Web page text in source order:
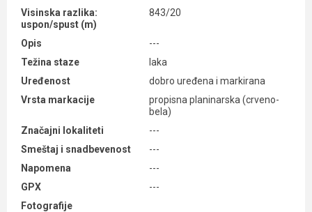
Visinska razlika:
uspon/spust (m)
843/20
Opis
---
Težina staze
laka
Uređenost
dobro uređena i markirana
Vrsta markacije
propisna planinarska (crveno-
bela)
Značajni lokaliteti
---
Smeštaj i snadbevenost
---
Napomena
---
GPX
---
Fotografije